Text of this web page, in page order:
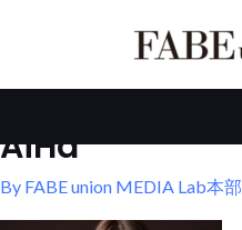
ス
ッ
プ
AiHa
By FABE union MEDIA Lab本部